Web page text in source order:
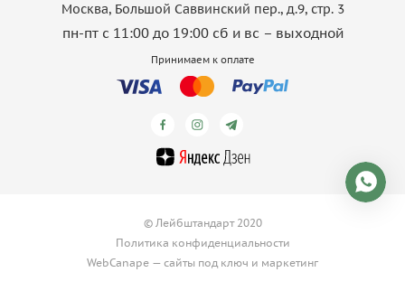
Москва, Большой Саввинский пер., д.9, стр. 3
пн-пт с 11:00 до 19:00 сб и вс – выходной
Принимаем к оплате
© Лейбштандарт 2020
Политика конфиденциальности
WebCanape — сайты под ключ и маркетинг